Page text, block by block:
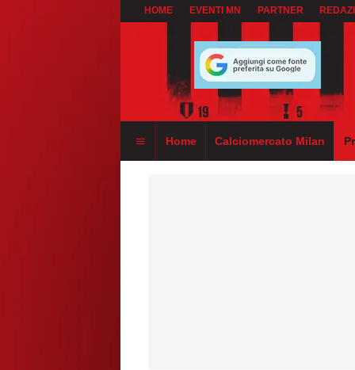
HOME EVENTI MN PARTNER
Home Calciomercato Milan